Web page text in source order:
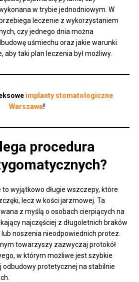
w trybie jednodniowym. W
leczenie z wykorzystaniem
czy jednego dnia można
uśmiechu oraz jakie warunki
aby taki plan leczenia był możliwy.
implanty stomatologiczne
Warszawa!
procedura
wyjątkowo długie wszczepy, które
lecz w kości jarzmowej. Ta
z myślą o osobach cierpiących na
najczęściej z długoletnich braków
noszenia nieodpowiednich protez.
towarzyszy zazwyczaj protokół
w którym możliwe jest szybkie
protetycznej na stabilnie